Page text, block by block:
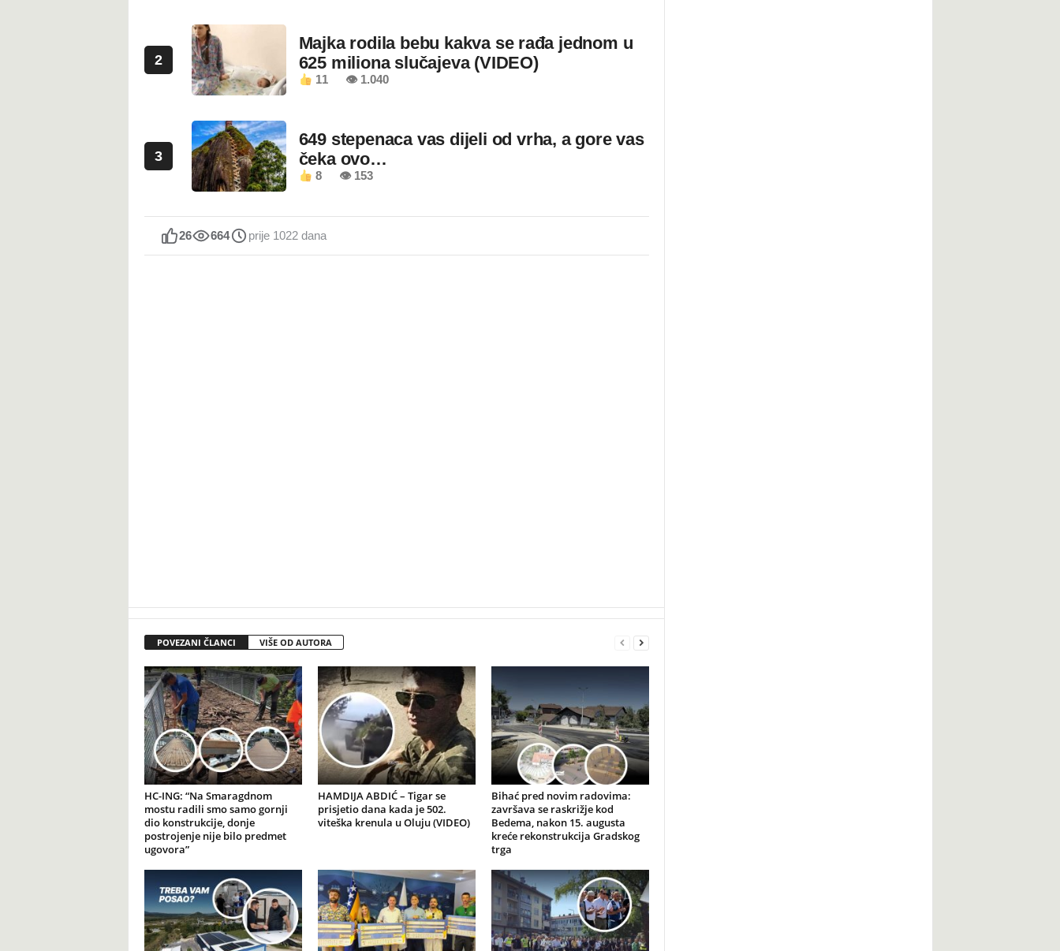
2
Majka rodila bebu kakva se rađa jednom u
625 miliona slučajeva (VIDEO)
11 👁 1.040
3
649 stepenaca vas dijeli od vrha, a gore vas
čeka ovo…
8 👁 153
26 664 prije 1022 dana
POVEZANI ČLANCI VIŠE OD AUTORA
HC-ING: “Na Smaragdnom
mostu radili smo samo gornji
dio konstrukcije, donje
postrojenje nije bilo predmet
ugovora”
HAMDIJA ABDIĆ – Tigar se
prisjetio dana kada je 502.
viteška krenula u Oluju (VIDEO)
Bihać pred novim radovima:
završava se raskrižje kod
Bedema, nakon 15. augusta
kreće rekonstrukcija Gradskog
trga